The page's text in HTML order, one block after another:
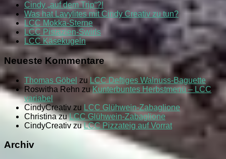
Cindy „auf dem Trip“?!
Was hat Lavylites mit Cindy Creativ zu tun?
LCC Mokka-Sterne
LCC Pistazien-Swirls
LCC Käsekugeln
Neueste Kommentare
Thomas Göbel zu LCC Deftiges Walnuss-Baguette
Roswitha Rehn zuKunterbuntes Herbstmenü – LCC
variabel
CindyCreativ zu
LCC Glühwein-Zabaglione
ChristinazuLCC Glühwein-Zabaglione
CindyCreativ zuLCC Pizzateig auf Vorrat
Archiv